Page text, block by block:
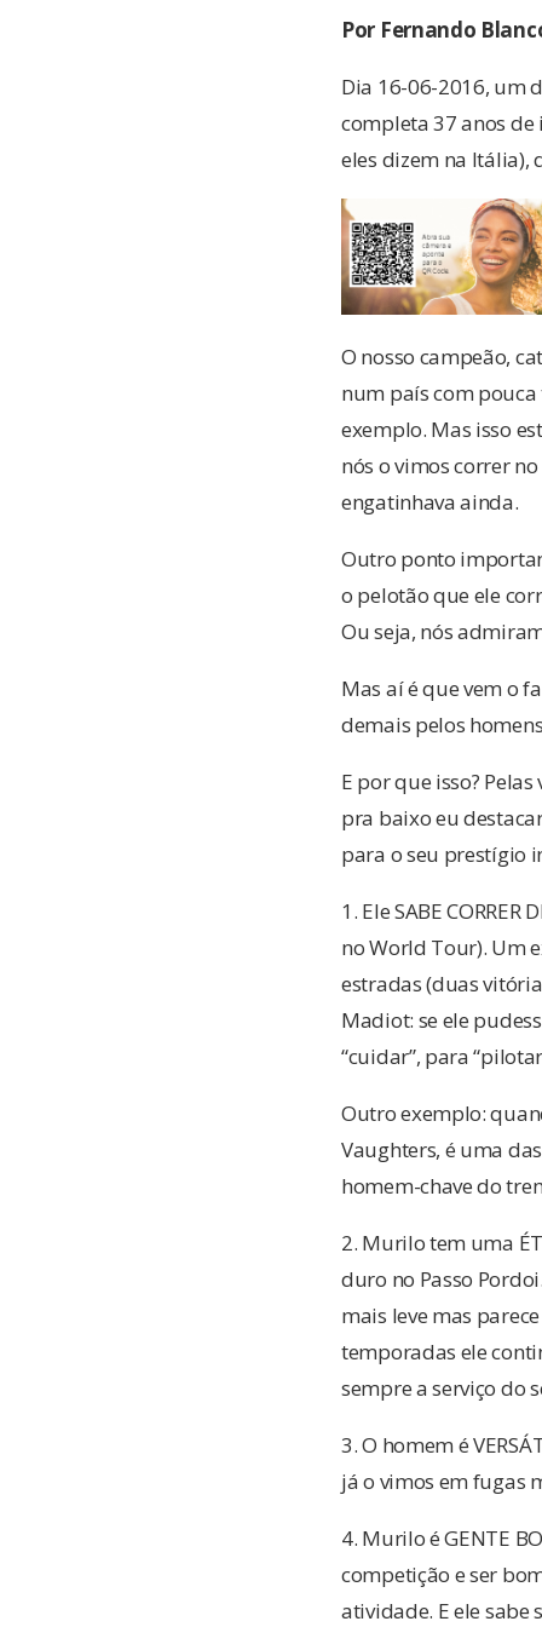
Por Fernando
Dia 16-06-2016, um
completa 37 anos de
eles dizem na
O nosso campeão,
num país com
exemplo. Mas isso
nós o vimos correr
engatinhava ainda.
Outro ponto
o pelotão que ele
Ou seja, nós
Mas aí é que vem o
demais pelos
E por que isso?
pra baixo eu
para o seu prestígio
1. Ele SABE
no World Tour). Um
estradas (duas
Madiot: se ele
“cuidar”, para
Outro exemplo:
Vaughters, é uma
homem-chave do
2. Murilo tem uma
duro no Passo
mais leve mas
temporadas ele
sempre a serviço do
3. O homem é
já o vimos em fugas
4. Murilo é GENTE
competição e ser
atividade. E ele sabe